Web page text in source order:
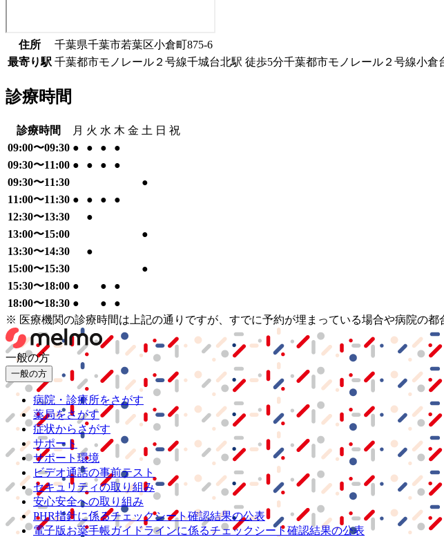
住所
千葉県千葉市若葉区小倉町875-6
最寄り駅 千葉都市モノレール２号線千城台北駅 徒歩5分千葉都市モノレール２号線小倉
診療時間
診療時間 月 火 水 木 金 土 日 祝
09:00〜09:30 ● ● ●
●
09:30〜11:00 ● ● ●
●
09:30〜11:30
●
11:00〜11:30 ● ● ●
●
12:30〜13:30
●
13:00〜15:00
●
13:30〜14:30
●
15:00〜15:30
●
15:30〜18:00 ● ●
●
18:00〜18:30 ● ●
●
※ 医療機関の診療時間は上記の通りですが、すでに予約が埋まっている場合や病院の
一般の方
一般の方
病院・診療所をさがす
薬局をさがす
症状からさがす
サポート
サポート環境
ビデオ通話の事前テスト
セキュリティの取り組み
安心安全への取り組み
PHR指針に係るチェックシート確認結果の公表
電子版お薬手帳ガイドラインに係るチェックシート確認結果の公表